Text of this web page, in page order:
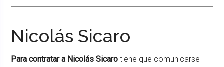
Nicolás Sicaro
Para contratar a Nicolás Sicarotiene que comunicarse